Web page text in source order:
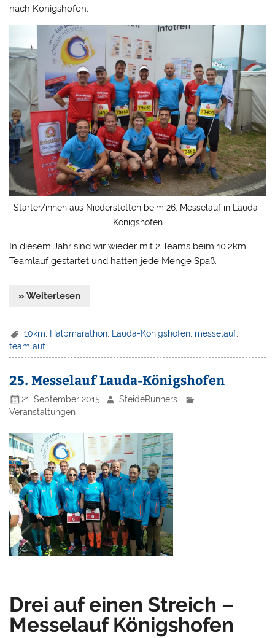
nach Königshofen.
Starter/innen aus Niederstetten beim 26. Messelauf in Lauda-
Königshofen
In diesem Jahr sind wir wieder mit 2 Teams beim 10,2km
Teamlauf gestartet und hatten jede Menge Spaß.
» Weiterlesen
10km Halbmarathon Lauda-Königshofen messelauf
teamlauf
25. Messelauf Lauda-Königshofen
21. September 2015
SteideRunners
Veranstaltungen
Drei auf einen Streich –
Messelauf Königshofen